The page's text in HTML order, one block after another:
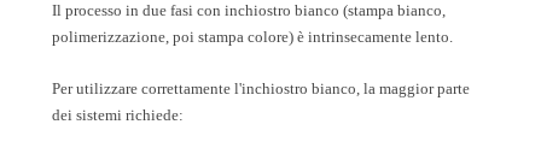
Il processo in due fasi con inchiostro bianco (stampa bianco,
polimerizzazione, poi stampa colore) è intrinsecamente lento.
Per utilizzare correttamente l'inchiostro bianco, la maggior parte
dei sistemi richiede: